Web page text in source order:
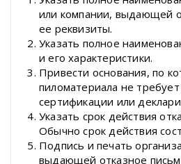
или компании, выдающей
ее реквизиты.
Указать полное
и его характеристики.
Привести основания, по
пиломатериала не
сертификации или
Указать срок действия
Обычно срок действия
Подпись и печать
выдающей отказное